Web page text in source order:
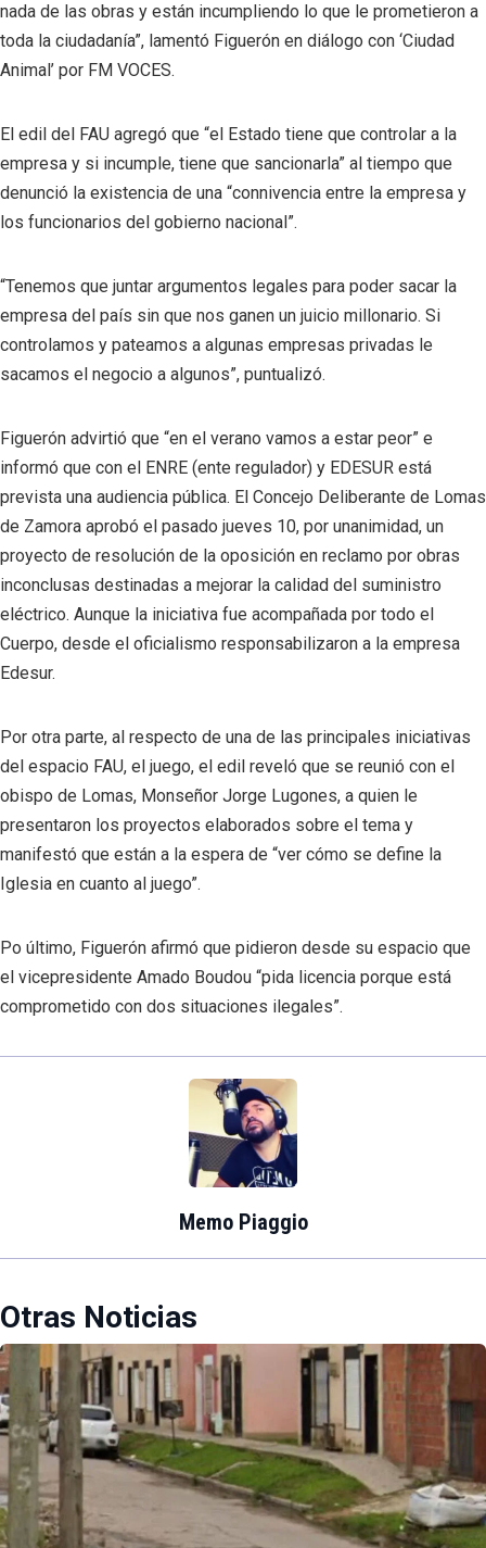
nada de las obras y están incumpliendo lo que le prometieron a
toda la ciudadanía”, lamentó Figuerón en diálogo con ‘Ciudad
Animal’ por FM VOCES.
El edil del FAU agregó que “el Estado tiene que controlar a la
empresa y si incumple, tiene que sancionarla” al tiempo que
denunció la existencia de una “connivencia entre la empresa y
los funcionarios del gobierno nacional”.
“Tenemos que juntar argumentos legales para poder sacar la
empresa del país sin que nos ganen un juicio millonario. Si
controlamos y pateamos a algunas empresas privadas le
sacamos el negocio a algunos”, puntualizó.
Figuerón advirtió que “en el verano vamos a estar peor” e
informó que con el ENRE (ente regulador) y EDESUR está
prevista una audiencia pública. El Concejo Deliberante de Lomas
de Zamora aprobó el pasado jueves 10, por unanimidad, un
proyecto de resolución de la oposición en reclamo por obras
inconclusas destinadas a mejorar la calidad del suministro
eléctrico. Aunque la iniciativa fue acompañada por todo el
Cuerpo, desde el oficialismo responsabilizaron a la empresa
Edesur.
Por otra parte, al respecto de una de las principales iniciativas
del espacio FAU, el juego, el edil reveló que se reunió con el
obispo de Lomas, Monseñor Jorge Lugones, a quien le
presentaron los proyectos elaborados sobre el tema y
manifestó que están a la espera de “ver cómo se define la
Iglesia en cuanto al juego”.
Po último, Figuerón afirmó que pidieron desde su espacio que
el vicepresidente Amado Boudou “pida licencia porque está
comprometido con dos situaciones ilegales”.
Memo Piaggio
Otras Noticias